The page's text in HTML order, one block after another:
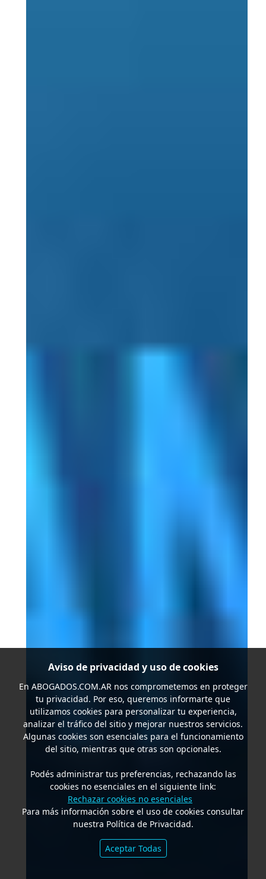
Aviso de privacidad y uso de cookies
En ABOGADOS.COM.ARnos comprometemos en proteger
tu privacidad. Por eso, queremos informarte que
utilizamos cookies para personalizar tu experiencia,
analizar el tráfico del sitio y mejorar nuestros servicios.
Algunas cookies son esenciales para el funcionamiento
del sitio, mientras que otras son opcionales.
Podés administrar tus preferencias, rechazando las
cookies no esenciales en el siguiente link:
Rechazar cookies no esenciales
Para más información sobre el uso de cookies consultar
nuestra Política de Privacidad.
Aceptar Todas